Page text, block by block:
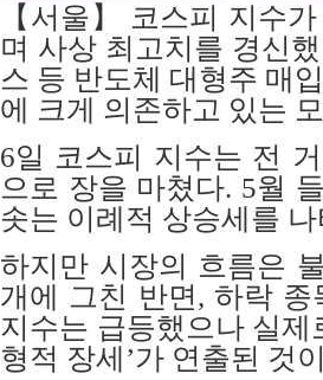
【 서울 】
코스피 지수
며 사상 최고치를 경신
스 등 반도체 대형주 매
에 크게 의존하고 있는
6일 코스피 지수는 전
으로 장을 마쳤다. 5월
솟는 이례적 상승세를
하지만 시장의 흐름은
개에 그친 반면, 하락
지수는 급등했으나 실
형적 장세 ’가 연출된 것